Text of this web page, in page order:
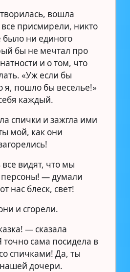
вошла
присмирели, никто
было ни единого
бы не мечтал про
и о том, что
«Уж если бы
я, пошло бы веселье!»
каждый.
спички и зажгла ими
мой, как они
видят, что мы
персоны! — думали
нас блеск, свет!
и сгорели.
— сказала
сама посидела в
спичками! Да, ты
дочери.